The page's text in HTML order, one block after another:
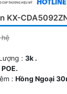
KX-
hệ
Lượng : 3k .
POE.
💡 Hình ảnh ban đêm : Hồng Ngoại